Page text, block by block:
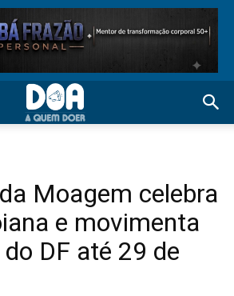
Moagem celebra
e movimenta
DF até 29 de